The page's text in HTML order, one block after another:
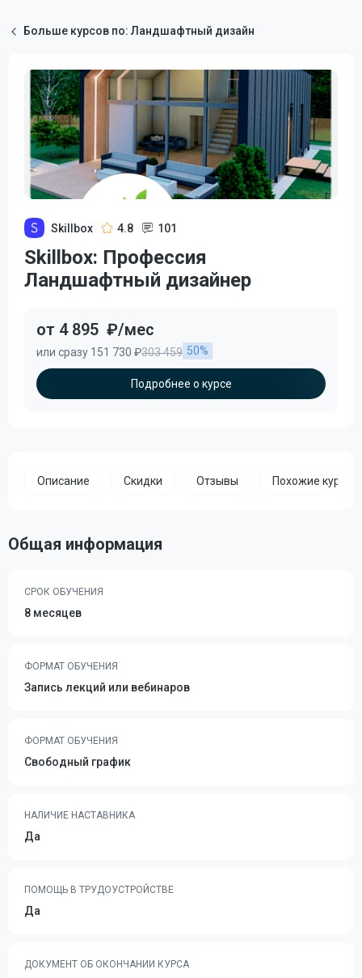
Больше курсов по: Ландшафтный дизайн
Skillbox 4.8 101
Skillbox: Профессия
Ландшафтный дизайнер
от 4 895 ₽/мес
или сразу 151 730 ₽303 459 50%
Подробнее о курсе
Описание Скидки Отзывы Похожие курсы
Общая информация
СРОК ОБУЧЕНИЯ
8 месяцев
ФОРМАТ ОБУЧЕНИЯ
Запись лекций или вебинаров
ФОРМАТ ОБУЧЕНИЯ
Свободный график
НАЛИЧИЕ НАСТАВНИКА
Да
ПОМОЩЬ В ТРУДОУСТРОЙСТВЕ
Да
ДОКУМЕНТ ОБ ОКОНЧАНИИ КУРСА